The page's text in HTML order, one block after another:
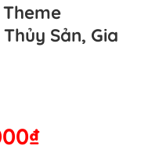
Sản, Gia
₫Giá